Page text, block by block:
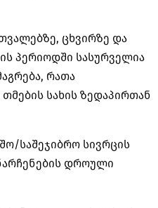
ცხვირზე და
პერიოდში სასურველია
რათა
სახის ზედაპირთან
საშეჯიბრო სივრცის
დროული